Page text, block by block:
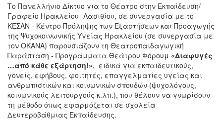
Το Πανελλήνιο Δίκτυο για το Θέατρο στην Εκπαίδευση/
Γραφείο Ηρακλείου -Λασιθίου, σε συνεργασία με το
ΚΕΣΑΝ - Κέντρο Πρόληψης των Εξαρτήσεων και Προαγωγής
της Ψυχοκοινωνικής Υγείας Ηρακλείου (σε συνεργασία με
τον ΟΚΑΝΑ) παρουσιάζουν τη Θεατροπαιδαγωγική
Παράσταση - Προγράμματα Θεάτρου Φόρουμ «Διαφυγές
…από κάθε εξάρτηση!», ειδικά για εκπαιδευτικούς,
γονείς, εφήβους, φοιτητές, επαγγελματίες υγείας και
ανθρωπιστικών και κοινωνικών σπουδών (ψυχολόγους,
κοινωνικούς λειτουργούς κ.λπ.), που θέλουν να γνωρίσουν
τη μέθοδο όπως εφαρμόζεται σε σχολεία
Δευτεροβάθμιας Εκπαίδευσης.